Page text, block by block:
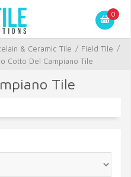
0
& Ceramic Tile / Field Tile /
Cotto Del Campiano Tile
Tile